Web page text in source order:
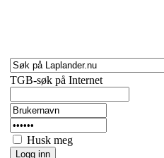
TGB-søk på Internet
Husk meg